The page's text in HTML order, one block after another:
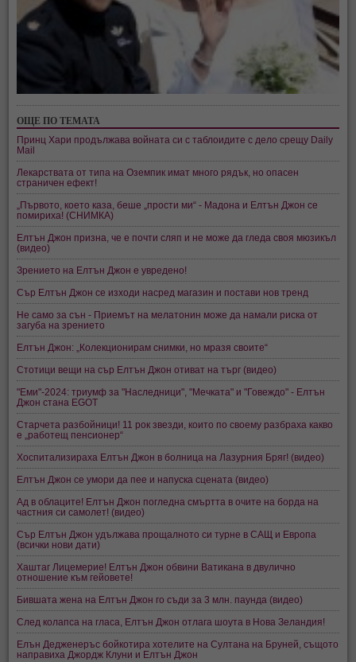
ОЩЕ ПО ТЕМАТА
Принц Хари продължава войната си с таблоидите с дело срещу Daily
Mail
Лекарствата от типа на Оземпик имат много рядък, но опасен
страничен ефект!
„Първото, което каза, беше „прости ми“ - Мадона и Елтън Джон се
помириха! (СНИМКА)
Елтън Джон призна, че е почти сляп и не може да гледа своя мюзикъл
(видео)
Зрението на Елтън Джон е увредено!
Сър Елтън Джон се изходи насред магазин и постави нов тренд
Не само за сън - Приемът на мелатонин може да намали риска от
загуба на зрението
Елтън Джон: „Колекционирам снимки, но мразя своите“
Стотици вещи на сър Елтън Джон отиват на търг (видео)
"Еми"-2024: триумф за "Наследници", "Мечката" и "Говеждо" - Елтън
Джон стана EGOT
Старчета разбойници! 11 рок звезди, които по своему разбраха какво
е „работещ пенсионер“
Хоспитализираха Елтън Джон в болница на Лазурния Бряг! (видео)
Елтън Джон се умори да пее и напуска сцената (видео)
Ад в облаците! Елтън Джон погледна смъртта в очите на борда на
частния си самолет! (видео)
Сър Елтън Джон удължава прощалното си турне в САЩ и Европа
(всички нови дати)
Хаштаг Лицемерие! Елтън Джон обвини Ватикана в двулично
отношение към гейовете!
Бившата жена на Елтън Джон го съди за 3 млн. паунда (видео)
След колапса на гласа, Елтън Джон отлага шоута в Нова Зеландия!
Елън Дедженеръс бойкотира хотелите на Султана на Бруней, същото
направиха Джордж Клуни и Елтън Джон